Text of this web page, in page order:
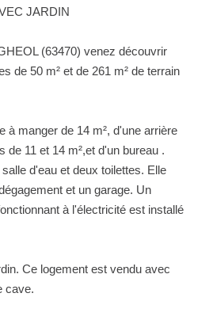
SYNDIC
GROUPE
Équipe
Partenaires
Rejoindre
Actualités Immo
CLIENT
JARDIN
(63470) venez découvrir
de 50 m² et de 261 m² de terrain
à manger de 14 m², d'une arrière
de 11 et 14 m²,et d'un bureau .
d'eau et deux toilettes. Elle
et un garage. Un
à l'électricité est installé
Ce logement est vendu avec
cave.